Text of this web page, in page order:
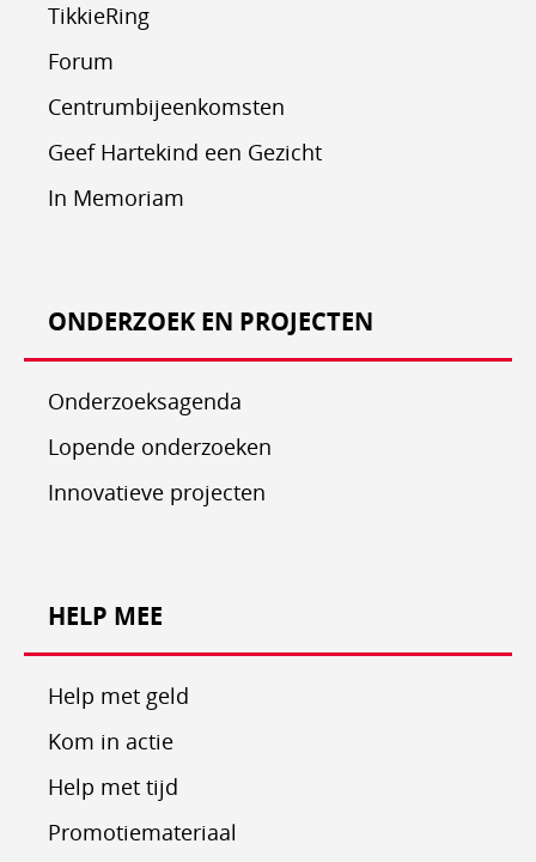
TikkieRing
Forum
Centrumbijeenkomsten
Geef Hartekind een Gezicht
In Memoriam
ONDERZOEK EN PROJECTEN
Onderzoeksagenda
Lopende onderzoeken
Innovatieve projecten
HELP MEE
Help met geld
Kom in actie
Help met tijd
Promotiemateriaal